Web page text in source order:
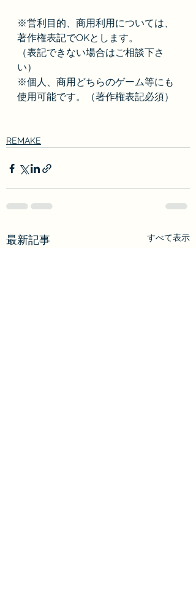
※営利目的、商用利用については、
著作権表記でOKとします。
（表記できない場合はご相談下さ
い）
※個人、商用どちらのゲーム等にも
使用可能です。（著作権表記必須）
REMAKE
最新記事 すべて表示